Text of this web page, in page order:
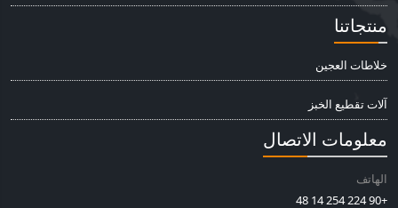
منتجاتنا
خلاطات العجين
آلات تقطيع الخبز
معلومات الاتصال
الهاتف
+90 224 254 14 48